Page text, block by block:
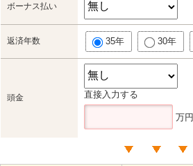
ボーナス払い
返済年数 35年 30年
頭金 直接入力する
万円